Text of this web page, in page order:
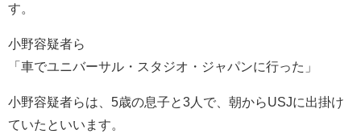
す。
小野容疑者ら
「車でユニバーサル・スタジオ・ジャパンに行った」
小野容疑者らは、5歳の息子と3人で、朝からUSJに出掛け
ていたといいます。